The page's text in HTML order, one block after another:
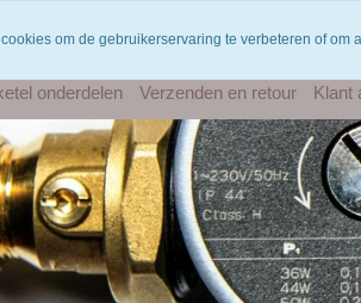
onderdelen Verzenden en retour Klant
om de gebruikerservaring te verbeteren of